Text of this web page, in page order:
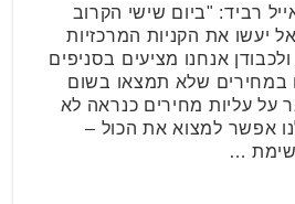
רביד: "ביום שישי הקרוב
יעשו את הקניות המרכזיות
אנחנו מציעים בסניפים
במחירים שלא תמצאו בשום
על עליות מחירים כנראה לא
אפשר למצוא את הכול –
…